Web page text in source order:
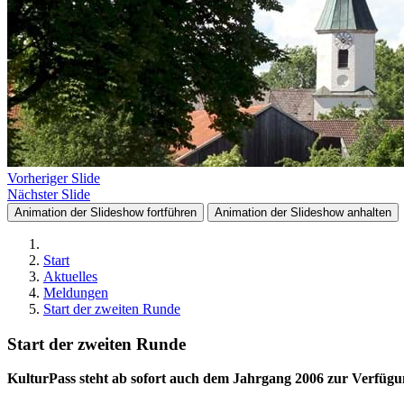
Vorheriger Slide
Nächster Slide
Animation der Slideshow fortführen Animation der Slideshow anhalten
Start
Aktuelles
Meldungen
Start der zweiten Runde
Start der zweiten Runde
KulturPass steht ab sofort auch dem Jahrgang 2006 zur